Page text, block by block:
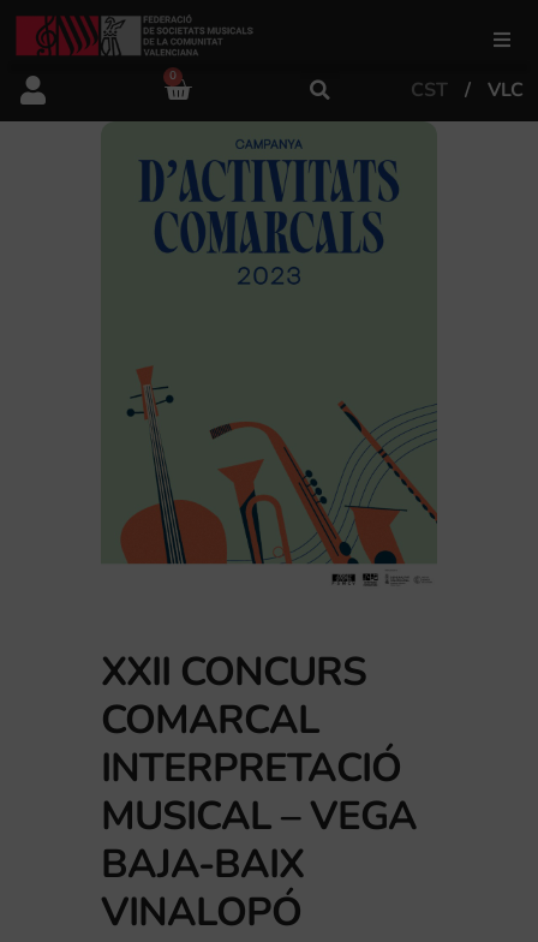
FSMCV
Àrea de gestió
Àrea educativa
0
CST VLC
XXII CONCURS
COMARCAL
INTERPRETACIÓ
MUSICAL – VEGA
BAJA-BAIX
VINALOPÓ